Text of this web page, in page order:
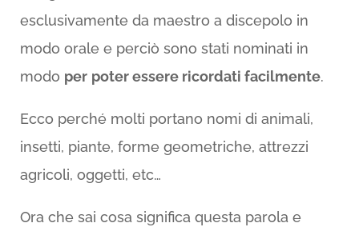
esclusivamente da maestro a discepolo in
modo orale e perciò sono stati nominati in
modo per poter essere ricordati facilmente.
Ecco perché molti portano nomi di animali,
insetti, piante, forme geometriche, attrezzi
agricoli, oggetti, etc…
Ora che sai cosa significa questa parola e